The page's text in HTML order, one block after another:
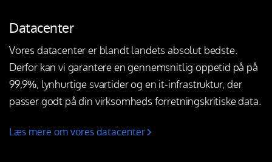
Datacenter
Vores datacenter er blandt landets absolut bedste.
Derfor kan vi garantere en gennemsnitlig oppetid på på
99,9%, lynhurtige svartider og en it-infrastruktur, der
passer godt på din virksomheds forretningskritiske data.
Læs mere om vores datacenter